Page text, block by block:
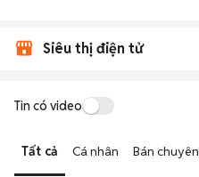
Siêu thị điện tử
Tin có video
Tất cả Cá nhân Bán chuyên